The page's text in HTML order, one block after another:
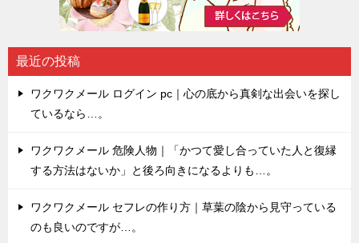
最近の投稿
ワクワクメール ログイン pc｜心の底から真剣な出会いを探し
ているなら…。
ワクワクメール 危険人物｜「かつて愛し合っていた人と復縁
する方法はないか」と後ろ向きになるよりも…。
ワクワクメール セフレの作り方｜草葉の陰から見守っている
のも良いのですが…。